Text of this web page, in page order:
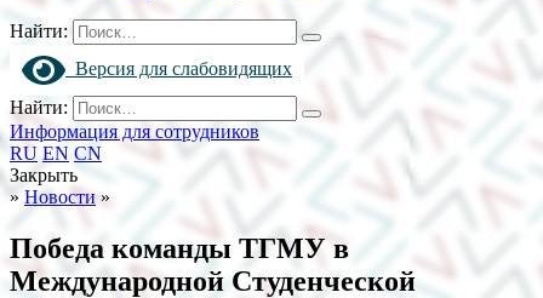
Найти:
Версия для слабовидящих
Найти:
Информация для сотрудников
RU EN CN
Закрыть
» Новости »
Победа команды ТГМУ в
Международной Студенческой